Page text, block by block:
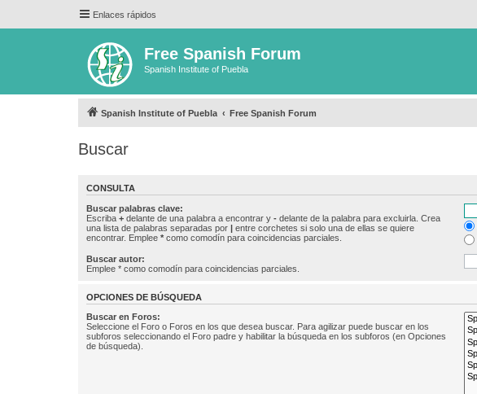
Enlaces rápidos
Free Spanish Forum
Spanish Institute of Puebla
Spanish Institute of Puebla Free Spanish Forum
Buscar
CONSULTA
Buscar palabras clave:
Escriba + delante de una palabra a encontrar y - delante de la palabra para excluirla. Crea
una lista de palabras separadas por | entre corchetes si solo una de ellas se quiere
encontrar. Emplee * como comodín para coincidencias parciales.
Buscar autor:
Emplee * como comodín para coincidencias parciales.
OPCIONES DE BÚSQUEDA
Buscar en Foros:
Seleccione el Foro o Foros en los que desea buscar. Para agilizar puede buscar en los
subforos seleccionando el Foro padre y habilitar la búsqueda en los subforos (en Opciones
de búsqueda).